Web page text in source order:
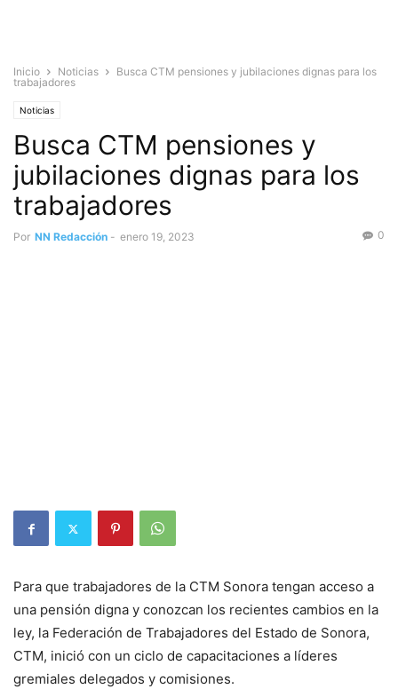
Inicio Noticias
Busca CTM pensiones y jubilaciones dignas para los
trabajadores
Noticias
Busca CTM pensiones y
jubilaciones dignas para los
trabajadores
Por NN Redacción - enero 19, 2023 0
Para que trabajadores de la CTM Sonora tengan acceso a
una pensión digna y conozcan los recientes cambios en la
ley, la Federación de Trabajadores del Estado de Sonora,
CTM, inició con un ciclo de capacitaciones a líderes
gremiales delegados y comisiones.